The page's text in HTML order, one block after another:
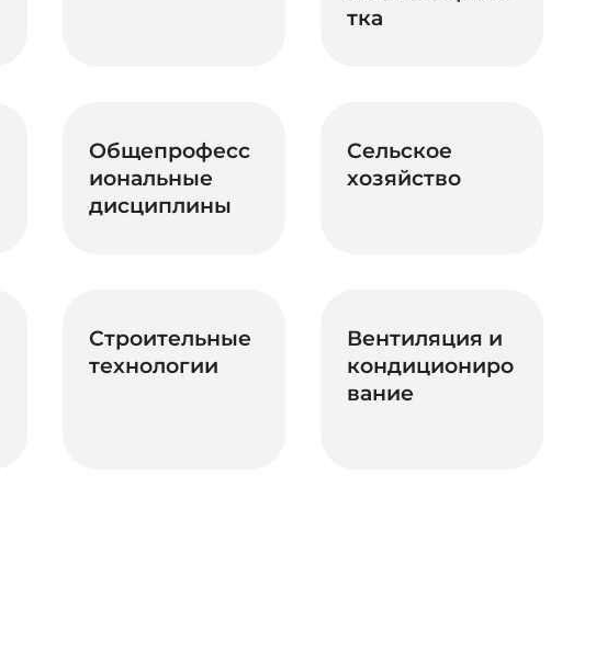
тка
Общепрофесс
иональные
дисциплины
Сельское
хозяйство
Строительные
технологии
Вентиляция и
кондициониро
вание